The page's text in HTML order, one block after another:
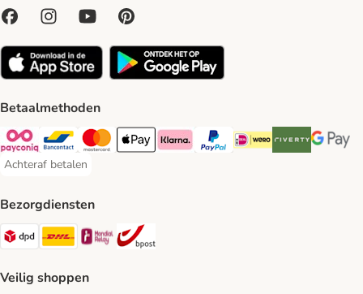
Betaalmethoden
Payconiq Payment Method
Bancontact Payment Method
Mastercard Payment Method
Apple Pay Payment Method
Klarna Payment Method
PayPal Payment Method
iDeal Payment Method
Riverty Payment
Google
Achteraf betalen
Achteraf betalen Payment Method
Bezorgdiensten
Dpd Shipping Method
DHL Shipping Method
Mondial Relay Shipping Method
Veilig shoppen